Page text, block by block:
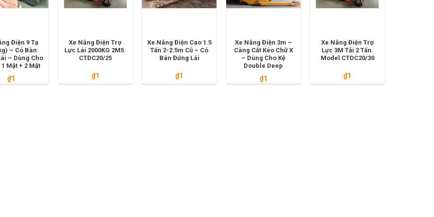
Điện 9 Tạ
– Có Bàn
– Dùng Cho
Mặt + 2 Mặt
₫1
Xe Nâng Điện Trợ
Lực Lái 2000KG 2M5.
CTDC20/25
₫1
Xe Nâng Điện Cao 1.5
Tấn 2-2.5m Cũ – Có
Bàn Đứng Lái
₫1
Xe Nâng Điện 3m –
Càng Cắt Kéo Chữ X
– Dùng Cho Kệ
Double Deep
₫1
Xe Nâng Điện Trợ
Lực 3M Tải 2 Tấn.
Model CTDC20/30
₫1